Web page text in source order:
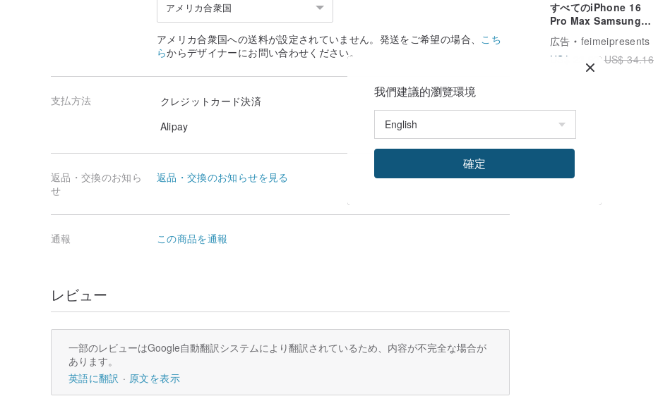
すべてのiPhone 16
Pro Max Samsung
S25 A35サムスンソニ
ーのための菊の手作り
押し花電話ケースの
広告
feimeipresents
US$ 23.92 US$ 34.16
アメリカ合衆国
アメリカ合衆国への送料が設定されていません。発送をご希望の場合、 こち
らからデザイナーにお問い合わせください。
支払方法
クレジットカード決済
Alipay
返品・交換のお知ら
せ
返品・交換のお知らせを見る
通報 この商品を通報
レビュー
一部のレビューはGoogle自動翻訳システムにより翻訳されているため、内容が不完全な場合が
あります。
英語に翻訳
原文を表示
我們建議的瀏覽環境
確定